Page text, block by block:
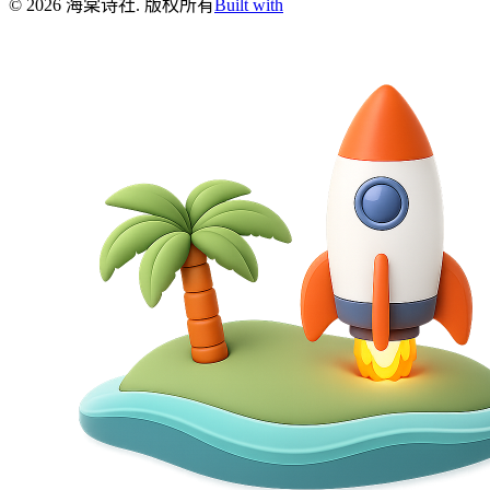
© 2026 海棠诗社. 版权所有 Built with